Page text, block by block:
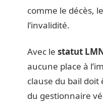
comme le décès,
l’invalidité.
Avec le statut
aucune place à
clause du bail
du gestionnaire